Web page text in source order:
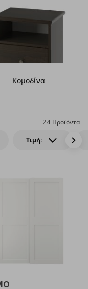
Κομοδίνα
Τιμή:
24 Προϊόντα